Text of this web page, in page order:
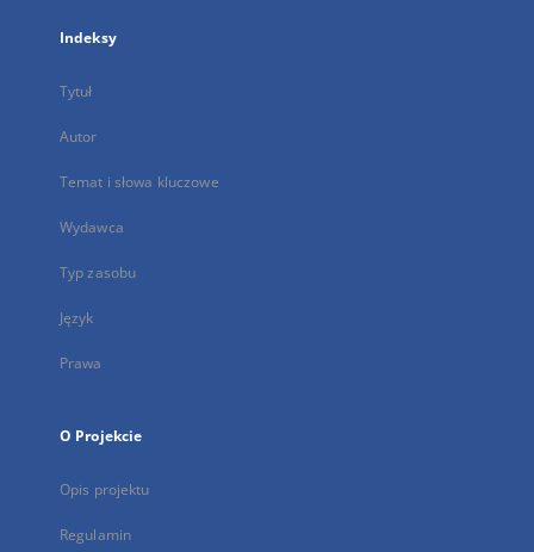
Indeksy
Tytuł
Autor
Temat i słowa kluczowe
Wydawca
Typ zasobu
Język
Prawa
O Projekcie
Opis projektu
Regulamin